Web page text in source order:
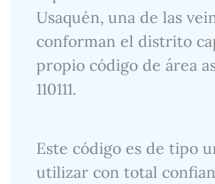
Usaquén, una de las
conforman el distrito
propio código de área
110111.
Este código es de tipo
utilizar con total